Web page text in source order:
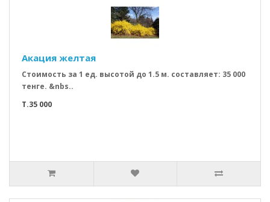
Акация желтая
Стоимость за 1 ед. высотой до 1.5 м. составляет: 35 000
тенге. &nbs..
T.35 000